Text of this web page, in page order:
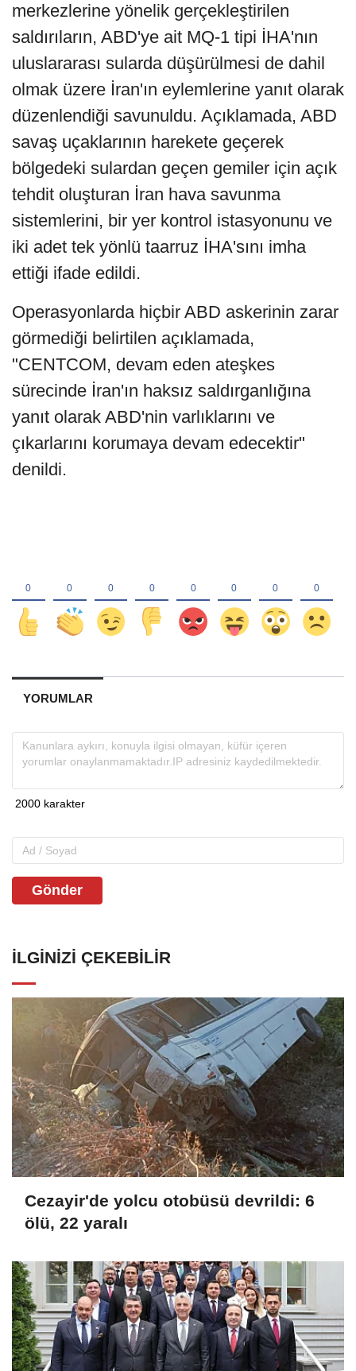
merkezlerine yönelik gerçekleştirilen
saldırıların, ABD'ye ait MQ-1 tipi İHA'nın
uluslararası sularda düşürülmesi de dahil
olmak üzere İran'ın eylemlerine yanıt olarak
düzenlendiği savunuldu. Açıklamada, ABD
savaş uçaklarının harekete geçerek
bölgedeki sulardan geçen gemiler için açık
tehdit oluşturan İran hava savunma
sistemlerini, bir yer kontrol istasyonunu ve
iki adet tek yönlü taarruz İHA'sını imha
ettiği ifade edildi.
Operasyonlarda hiçbir ABD askerinin zarar
görmediği belirtilen açıklamada,
"CENTCOM, devam eden ateşkes
sürecinde İran'ın haksız saldırganlığına
yanıt olarak ABD'nin varlıklarını ve
çıkarlarını korumaya devam edecektir"
denildi.
YORUMLAR
Gönder
İLGINIZI ÇEKEBILIR
Cezayir'de yolcu otobüsü devrildi: 6
ölü, 22 yaralı